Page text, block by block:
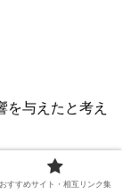
を与えたと考え
おすすめサイト・相互リンク集